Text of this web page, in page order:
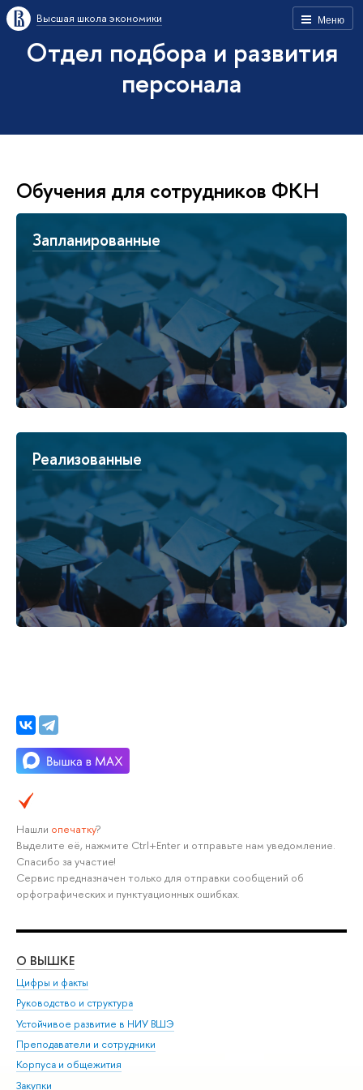
Меню
Высшая школа экономики
Отдел подбора и развития
персонала
Обучения для сотрудников ФКН
Запланированные
Реализованные
Нашли опечатку?
Выделите её, нажмите Ctrl+Enter и отправьте нам уведомление.
Спасибо за участие!
Сервис предназначен только для отправки сообщений об
орфографических и пунктуационных ошибках.
О ВЫШКЕ
Цифры и факты
Руководство и структура
Устойчивое развитие в НИУ ВШЭ
Преподаватели и сотрудники
Корпуса и общежития
Закупки